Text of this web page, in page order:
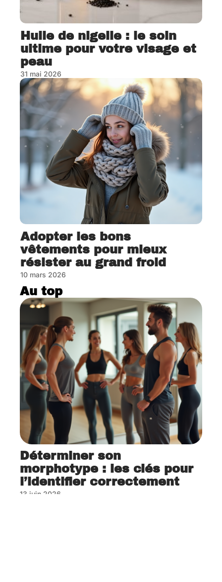
Huile de nigelle : le soin
ultime pour votre visage et
peau
31 mai 2026
Adopter les bons
vêtements pour mieux
résister au grand froid
10 mars 2026
Au top
Déterminer son
morphotype : les clés pour
l’identifier correctement
13 juin 2026